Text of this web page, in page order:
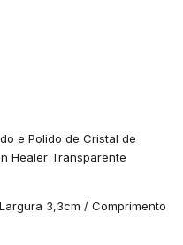
e Polido de Cristal de
Healer Transparente
3,3cm / Comprimento